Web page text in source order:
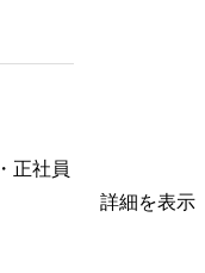
正社員
詳細を表示